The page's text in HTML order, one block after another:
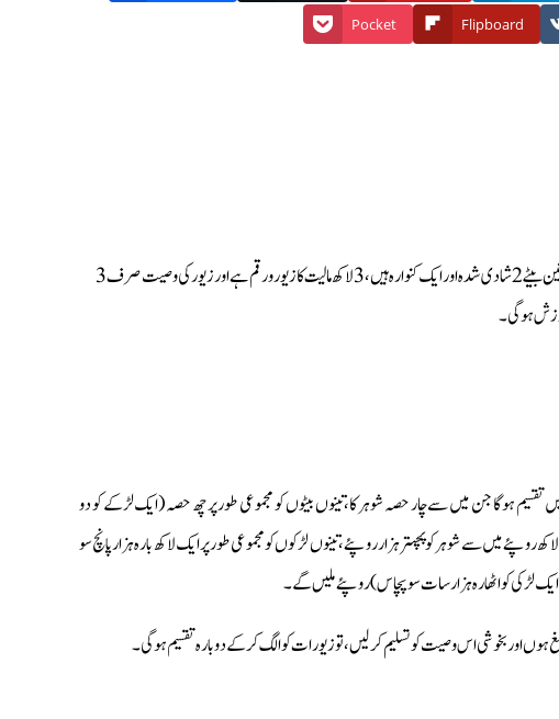
Pocket Flipboard
ایک خاتون کا انتقال ہوا اس حال میں کہ اس کے شوہر، 6 بیٹیاں (4 منکوحہ 2 کنواری) اور تین بیٹے 2 شادی شدہ اور ایک کنوارہ ہیں، 3 لاکھ مالیت کا زیور ورقم ہے اور زیور کی وصیت صرف 3
ہوگی۔
ہوگا جن میں سے چار حصہ شوہر کا، تینوں بیٹوں کو مجموعی طور پر چھ حصہ (ایک لڑکے کو دو
میں سے شوہر کو پچہتر ہزار روپئے، تینوں لڑکوں کو مجموعی طور پر ایک لاکھ بارہ ہزار پانچ سو
(ایک لڑکی کو اٹھارہ ہزار سات سو پچاس) روپئے ملیں گے۔
ہوں اور بخوشی اس وصیت کو تسلیم کرلیں، تو زیورات کو الگ کرکے دوبارہ تقسیم ہوگی۔